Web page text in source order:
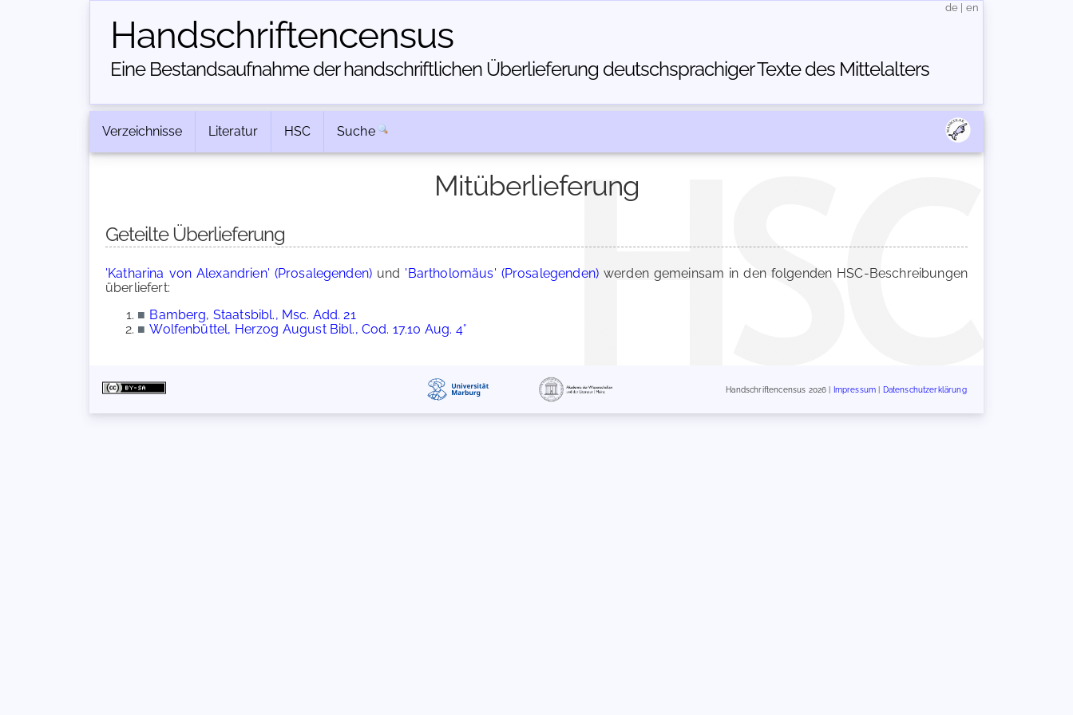
Handschriften­census
Eine Bestandsaufnahme der handschriftlichen Über­lieferung deutschsprachiger Texte des Mittelalters
de en
Verzeichnisse Literatur HSC Suche
Mitüberlieferung
Geteilte Überlieferung
'Katharina von Alexandrien' (Prosalegenden) und 'Bartholomäus' (Prosalegenden) werden gemeinsam in den folgenden HSC-Beschreibungen
überliefert:
■ Bamberg, Staatsbibl., Msc. Add. 21
■ Wolfenbüttel, Herzog August Bibl., Cod. 17.10 Aug. 4°
Handschriftencensus 2026 | Impressum Datenschutzerklärung